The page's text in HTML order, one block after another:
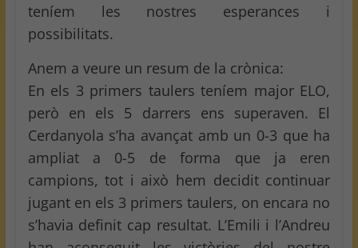
teníem les nostres esperances i
possibilitats.
Anem a veure un resum de la crònica:
En els 3 primers taulers teníem major ELO,
però en els 5 darrers ens superaven. El
Cerdanyola s’ha avançat amb un 0-3 que ha
ampliat a 0-5 de forma que ja eren
campions, tot i això hem decidit continuar
jugant en els 3 primers taulers, on encara no
s’havia definit cap resultat. L’Emili i l’Andreu